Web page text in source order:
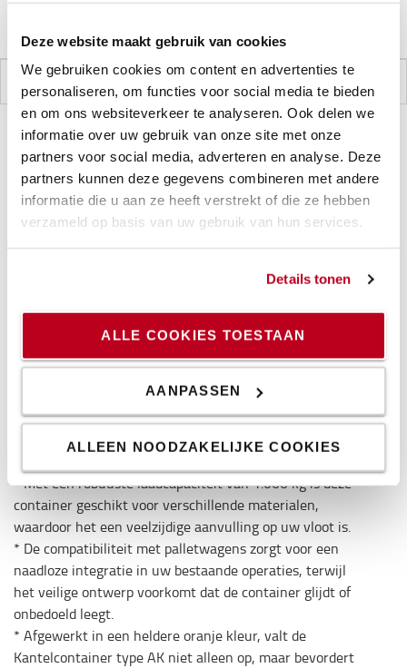
Deze website maakt gebruik van cookies
We gebruiken cookies om content en advertenties te
personaliseren, om functies voor social media te bieden
en om ons websiteverkeer te analyseren. Ook delen we
informatie over uw gebruik van onze site met onze
partners voor social media, adverteren en analyse. Deze
partners kunnen deze gegevens combineren met andere
informatie die u aan ze heeft verstrekt of die ze hebben
verzameld op basis van uw gebruik van hun services.
Details tonen
ALLE COOKIES TOESTAAN
AANPASSEN
ALLEEN NOODZAKELIJKE COOKIES
SPECIFICATIES
Specificaties
Kantelcontainer roll-forward mechanisme
* De Kantelcontainer type AK beschikt over een roll-
forward mechanisme dat efficiënt en gecontroleerd
lossen mogelijk maakt, wat uw operationele workflow
verbetert.
* Ontworpen voor gebruiksgemak, kan deze op elke
hoogte worden geleegd met een kabel die rechtstreeks
vanuit de bestuurdersstoel wordt bediend, wat de
* Met een robuuste laadcapaciteit van 1.000 kg is deze
container geschikt voor verschillende materialen,
waardoor het een veelzijdige aanvulling op uw vloot is.
* De compatibiliteit met palletwagens zorgt voor een
naadloze integratie in uw bestaande operaties, terwijl
het veilige ontwerp voorkomt dat de container glijdt of
onbedoeld leegt.
* Afgewerkt in een heldere oranje kleur, valt de
Kantelcontainer type AK niet alleen op, maar bevordert